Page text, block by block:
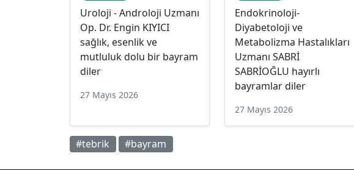
Uroloji - Androloji Uzmanı
Op. Dr. Engin KIYICI
sağlık, esenlik ve
mutluluk dolu bir bayram
diler
27 Mayıs 2026
Endokrinoloji-
Diyabetoloji ve
Metabolizma Hastalıkları
Uzmanı SABRİ
SABRİOĞLU hayırlı
bayramlar diler
27 Mayıs 2026
#tebrik #bayram